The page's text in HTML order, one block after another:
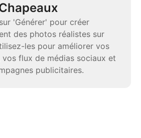
'Générer' pour créer
des photos réalistes sur
les pour améliorer vos
flux de médias sociaux et
publicitaires.